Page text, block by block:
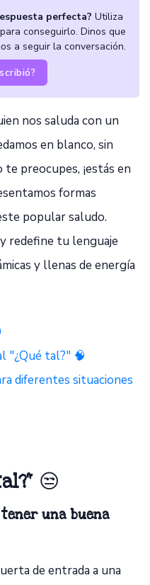
perfecta? Utiliza
conseguirlo. Dinos que
a seguir la conversación.
nos saluda con un
en blanco, sin
preocupes, ¡estás en
formas
popular saludo.
redefine tu lenguaje
y llenas de energía
"¿Qué tal?" 🧠
diferentes situaciones
😒
una buena
de entrada a una